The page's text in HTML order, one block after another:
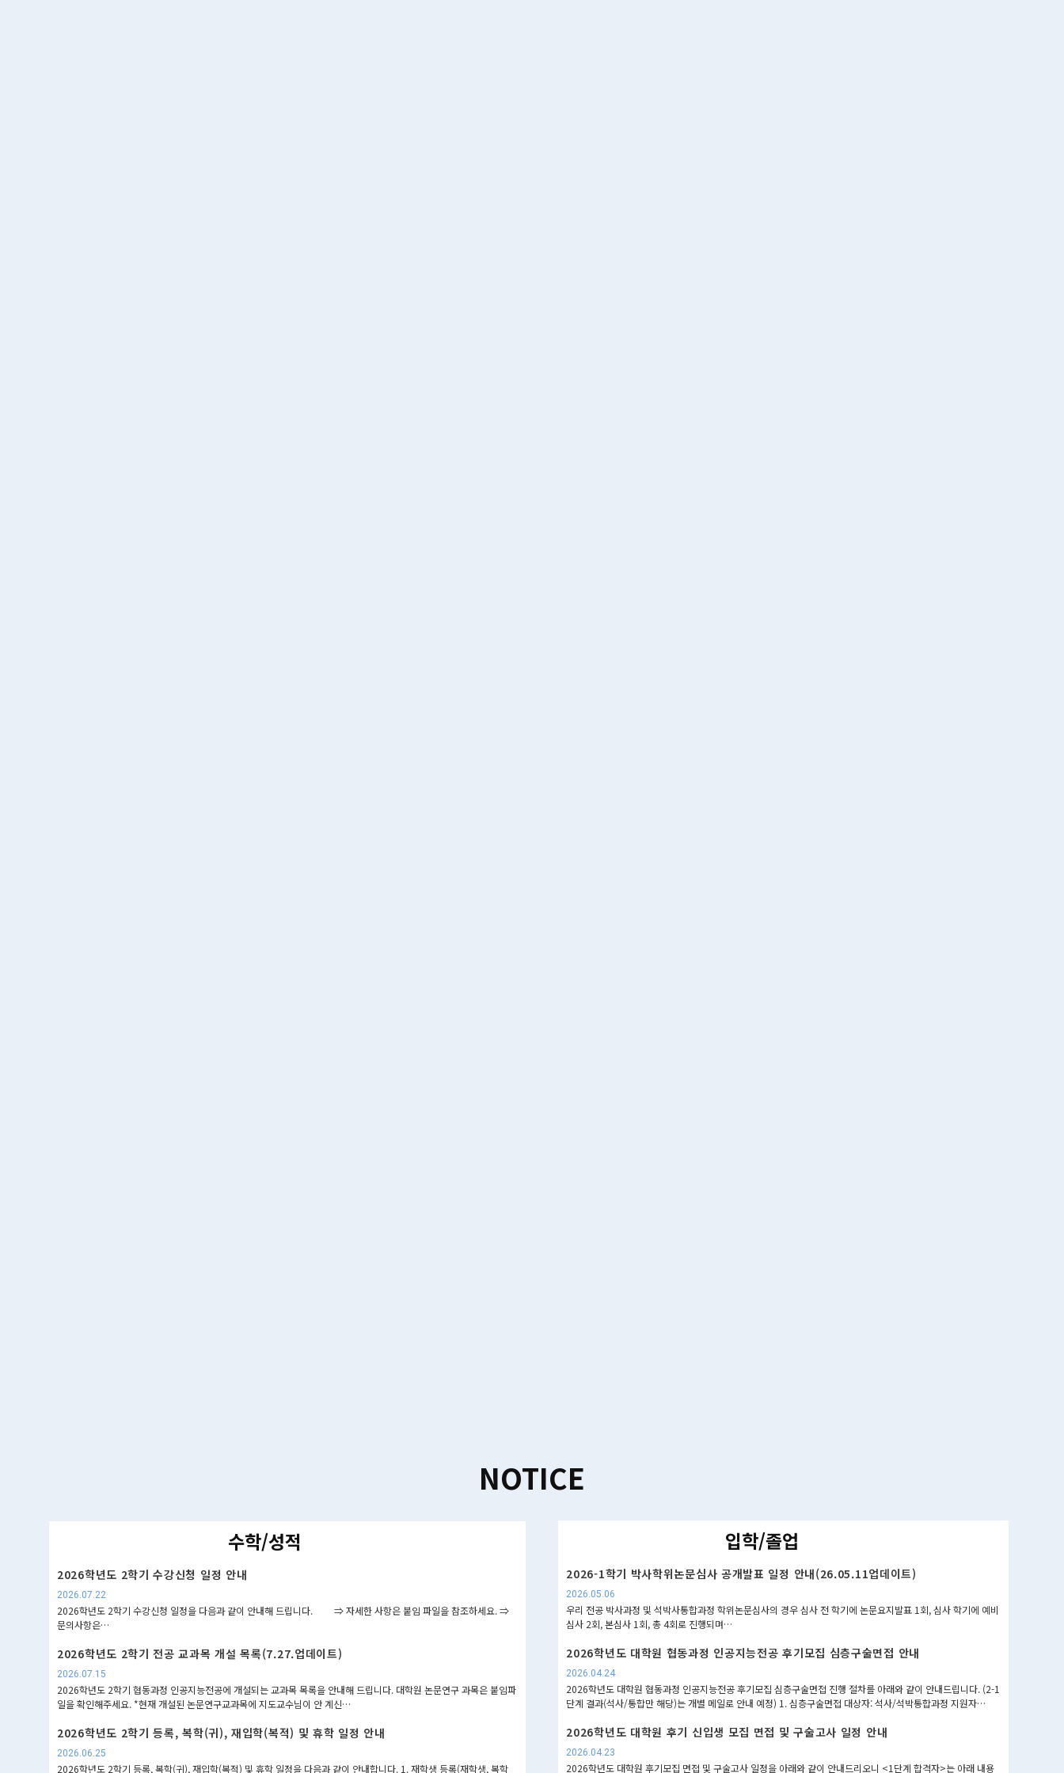
NOTICE
수학/성적
2026학년도 2학기 수강신청 일정 안내
2026.07.22
2026학년도 2학기 수강신청 일정을 다음과 같이 안내해 드립니다. ⇒ 자세한 사항은 붙임 파일을 참조하세요. ⇒
문의사항은…
2026학년도 2학기 전공 교과목 개설 목록(7.27.업데이트)
2026.07.15
2026학년도 2학기 협동과정 인공지능전공에 개설되는 교과목 목록을 안내해 드립니다. 대학원 논문연구 과목은 붙임파
일을 확인해주세요. *현재 개설된 논문연구교과목에 지도교수님이 안 계신…
2026학년도 2학기 등록, 복학(귀), 재입학(복적) 및 휴학 일정 안내
2026.06.25
2026학년도 2학기 등록, 복학(귀), 재입학(복적) 및 휴학 일정을 다음과 같이 안내합니다. 1. 재학생 등록(재학생, 복학
입학/졸업
2026-1학기 박사학위논문심사 공개발표 일정 안내(26.05.11업데이트)
2026.05.06
우리 전공 박사과정 및 석박사통합과정 학위논문심사의 경우 심사 전 학기에 논문요지발표 1회, 심사 학기에 예비
심사 2회, 본심사 1회, 총 4회로 진행되며…
2026학년도 대학원 협동과정 인공지능전공 후기모집 심층구술면접 안내
2026.04.24
2026학년도 대학원 협동과정 인공지능전공 후기모집 심층구술면접 진행 절차를 아래와 같이 안내드립니다. (2-1
단계 결과(석사/통합만 해당)는 개별 메일로 안내 예정) 1. 심층구술면접 대상자: 석사/석박통합과정 지원자…
2026학년도 대학원 후기 신입생 모집 면접 및 구술고사 일정 안내
2026.04.23
2026학년도 대학원 후기모집 면접 및 구술고사 일정을 아래와 같이 안내드리오니 <1단계 합격자>는 아래 내용